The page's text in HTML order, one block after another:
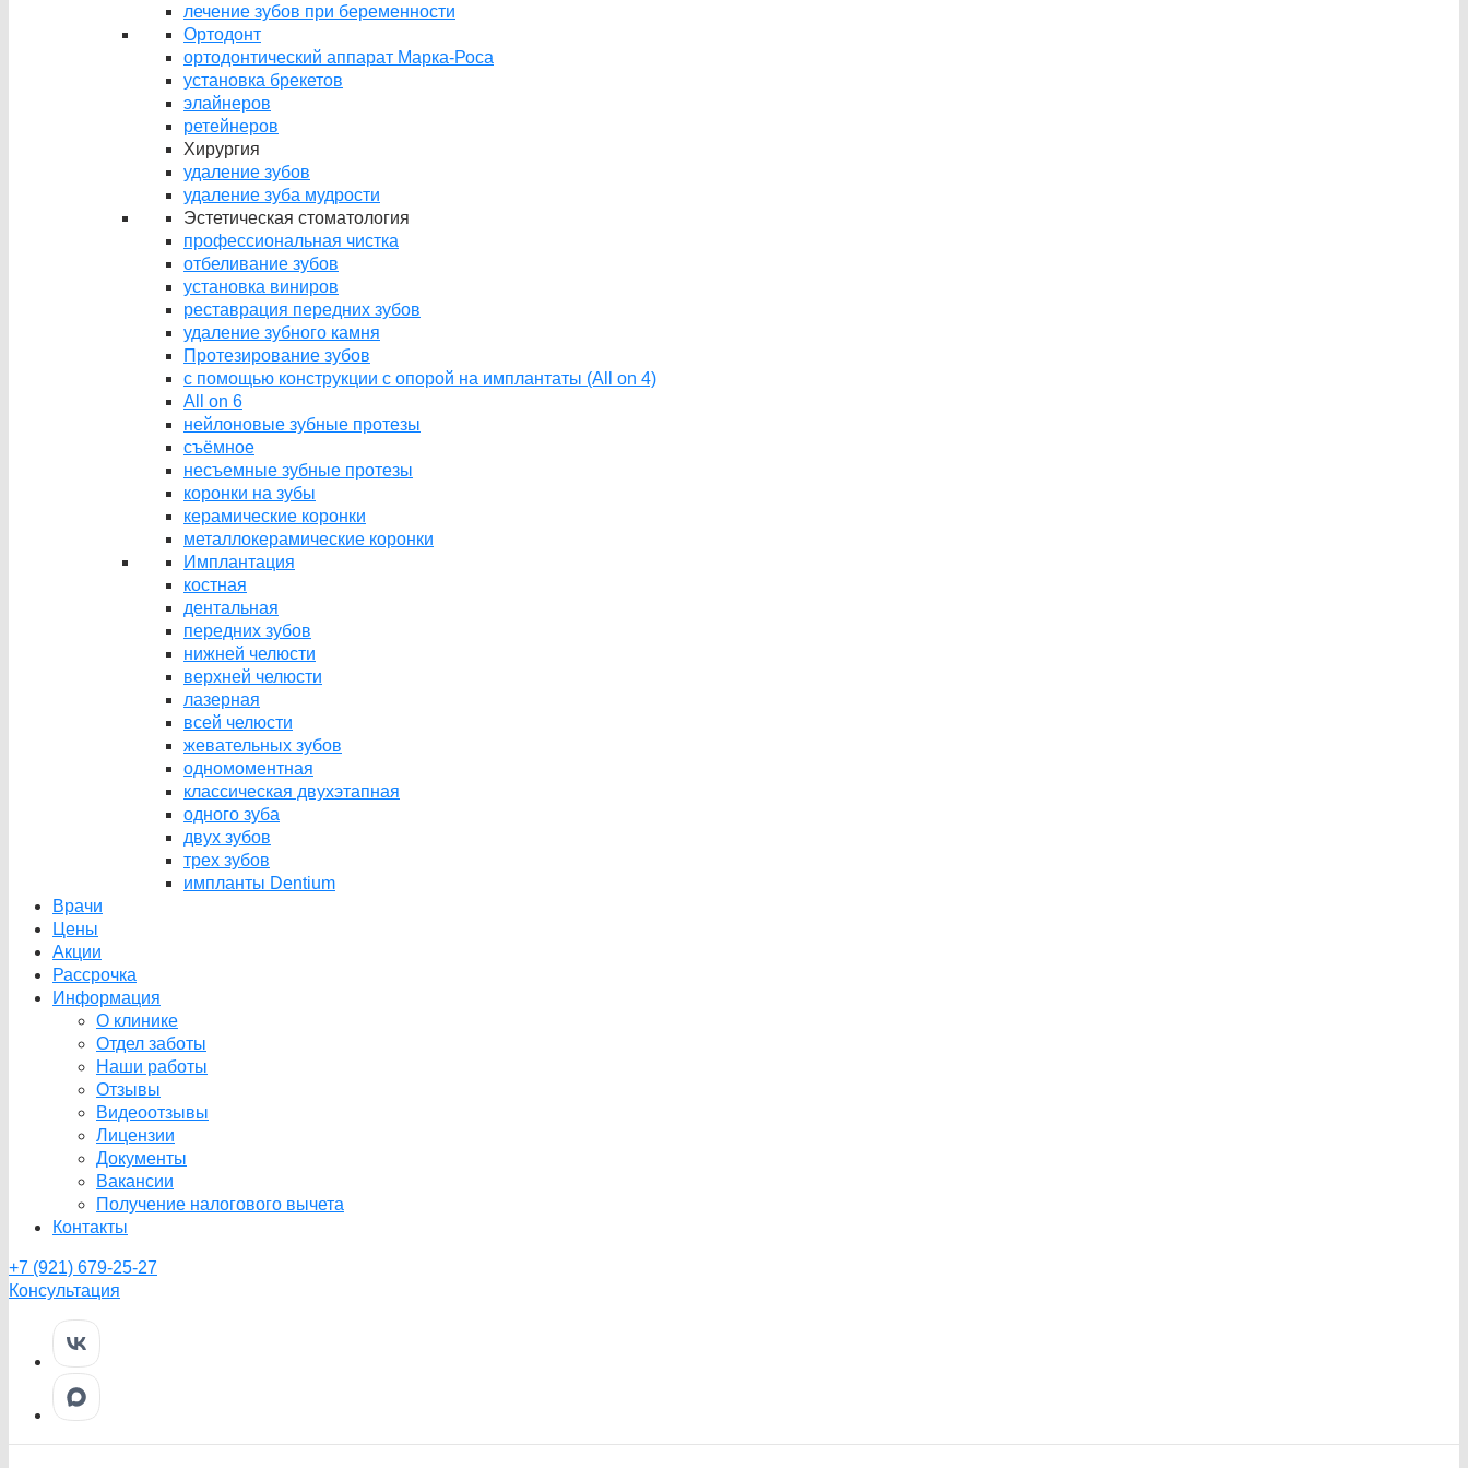
лечение зубов при беременности
Ортодонт
ортодонтический аппарат Марка-Роса
установка брекетов
элайнеров
ретейнеров
Хирургия
удаление зубов
удаление зуба мудрости
Эстетическая стоматология
профессиональная чистка
отбеливание зубов
установка виниров
реставрация передних зубов
удаление зубного камня
Протезирование зубов
с помощью конструкции с опорой на имплантаты (All on 4)
All on 6
нейлоновые зубные протезы
съёмное
несъемные зубные протезы
коронки на зубы
керамические коронки
металлокерамические коронки
Имплантация
костная
дентальная
передних зубов
нижней челюсти
верхней челюсти
лазерная
всей челюсти
жевательных зубов
одномоментная
классическая двухэтапная
одного зуба
двух зубов
трех зубов
импланты Dentium
Врачи
Цены
Акции
Рассрочка
Информация
О клинике
Отдел заботы
Наши работы
Отзывы
Видеоотзывы
Лицензии
Документы
Вакансии
Получение налогового вычета
Контакты
+7 (921) 679-25-27
Консультация